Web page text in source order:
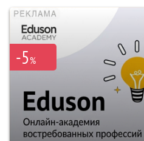
-5%